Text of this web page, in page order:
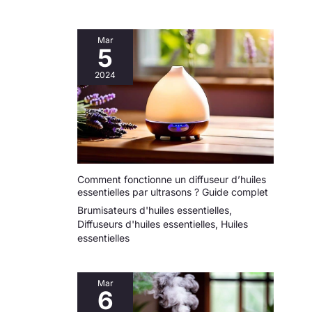
Mar
5
2024
Comment fonctionne un diffuseur d’huiles
essentielles par ultrasons ? Guide complet
Brumisateurs d'huiles essentielles,
Diffuseurs d'huiles essentielles, Huiles
essentielles
Mar
6